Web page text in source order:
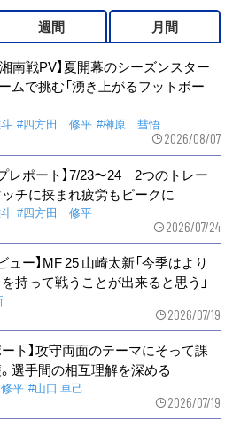
週間 月間
湘南戦PV】夏開幕のシーズンスター
ムで挑む「湧き上がるフットボー
#四方田 修平 #榊原 彗悟
2026/08/07
レポート】7/23〜24 2つのトレー
チに挟まれ疲労もピークに
#四方田 修平
2026/07/24
ュー】MF 25 山崎太新「今季はより
持って戦うことが出来ると思う」
2026/07/19
ート】攻守両面のテーマにそって課
選手間の相互理解を深める
平 #山口 卓己
2026/07/19